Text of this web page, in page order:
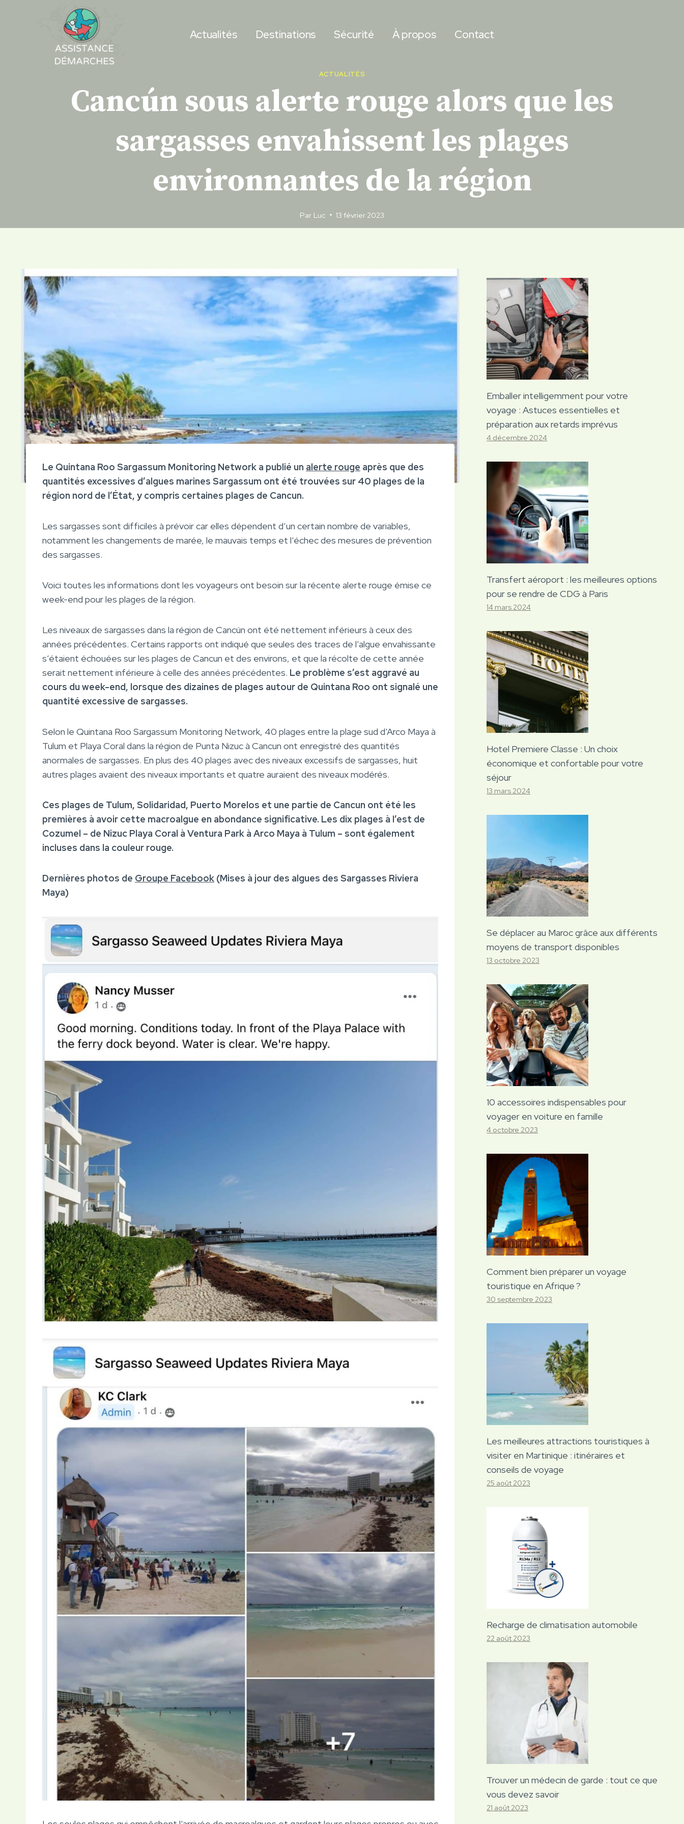
Actualités Destinations Sécurité À propos Contact
ACTUALITÉS
Cancún sous alerte rouge alors que les
sargasses envahissent les plages
environnantes de la région
Par Luc 13 février 2023
Le Quintana Roo Sargassum Monitoring Network a publié un alerte rouge après que des
quantités excessives d’algues marines Sargassum ont été trouvées sur 40 plages de la
région nord de l’État, y compris certaines plages de Cancun.
Les sargasses sont difficiles à prévoir car elles dépendent d’un certain nombre de variables,
notamment les changements de marée, le mauvais temps et l’échec des mesures de prévention
des sargasses.
Voici toutes les informations dont les voyageurs ont besoin sur la récente alerte rouge émise ce
week-end pour les plages de la région.
Les niveaux de sargasses dans la région de Cancún ont été nettement inférieurs à ceux des
années précédentes. Certains rapports ont indiqué que seules des traces de l’algue envahissante
s’étaient échouées sur les plages de Cancun et des environs, et que la récolte de cette année
serait nettement inférieure à celle des années précédentes. Le problème s’est aggravé au
cours du week-end, lorsque des dizaines de plages autour de Quintana Roo ont signalé une
quantité excessive de sargasses.
Selon le Quintana Roo Sargassum Monitoring Network, 40 plages entre la plage sud d’Arco Maya à
Tulum et Playa Coral dans la région de Punta Nizuc à Cancun ont enregistré des quantités
anormales de sargasses. En plus des 40 plages avec des niveaux excessifs de sargasses, huit
autres plages avaient des niveaux importants et quatre auraient des niveaux modérés.
Ces plages de Tulum, Solidaridad, Puerto Morelos et une partie de Cancun ont été les
premières à avoir cette macroalgue en abondance significative. Les dix plages à l’est de
Cozumel – de Nizuc Playa Coral à Ventura Park à Arco Maya à Tulum – sont également
incluses dans la couleur rouge.
Dernières photos de Groupe Facebook (Mises à jour des algues des Sargasses Riviera
Maya)
Emballer intelligemment pour votre
voyage : Astuces essentielles et
préparation aux retards imprévus
4 décembre 2024
Transfert aéroport : les meilleures options
pour se rendre de CDG à Paris
14 mars 2024
Hotel Premiere Classe : Un choix
économique et confortable pour votre
séjour
13 mars 2024
Se déplacer au Maroc grâce aux différents
moyens de transport disponibles
13 octobre 2023
10 accessoires indispensables pour
voyager en voiture en famille
4 octobre 2023
Comment bien préparer un voyage
touristique en Afrique ?
30 septembre 2023
Les meilleures attractions touristiques à
visiter en Martinique : itinéraires et
conseils de voyage
25 août 2023
Recharge de climatisation automobile
22 août 2023
Trouver un médecin de garde : tout ce que
vous devez savoir
21 août 2023